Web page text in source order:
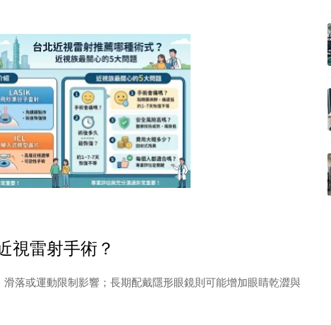
視雷射手術？
落或運動限制影響；長期配戴隱形眼鏡則可能增加眼睛乾澀與